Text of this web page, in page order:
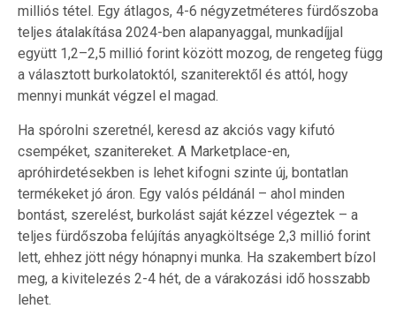
milliós tétel. Egy átlagos, 4-6 négyzetméteres fürdőszoba
teljes átalakítása 2024-ben alapanyaggal, munkadíjjal
együtt 1,2–2,5 millió forint között mozog, de rengeteg függ
a választott burkolatoktól, szaniterektől és attól, hogy
mennyi munkát végzel el magad.
Ha spórolni szeretnél, keresd az akciós vagy kifutó
csempéket, szanitereket. A Marketplace-en,
apróhirdetésekben is lehet kifogni szinte új, bontatlan
termékeket jó áron. Egy valós példánál – ahol minden
bontást, szerelést, burkolást saját kézzel végeztek – a
teljes fürdőszoba felújítás anyagköltsége 2,3 millió forint
lett, ehhez jött négy hónapnyi munka. Ha szakembert bízol
meg, a kivitelezés 2-4 hét, de a várakozási idő hosszabb
lehet.